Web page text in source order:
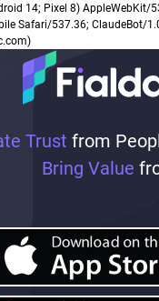
Trust from
Bring Value
14; Pixel 8) AppleWebKit/
Safari/537.36; ClaudeBot/